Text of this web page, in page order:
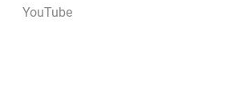
YouTube